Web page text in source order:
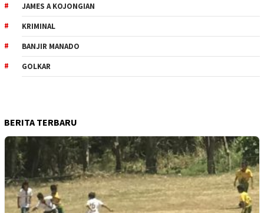
JAMES A KOJONGIAN
KRIMINAL
BANJIR MANADO
GOLKAR
BERITA TERBARU